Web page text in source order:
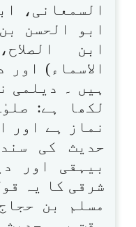
السمعانی،
ابو الحسن
ابن
الاسماء)
ہیں ۔ دیلمی
لکھا ہے:
نماز ہے اور
حدیث کی
بیہقی اور
شرقی کا یہ
مسلم بن